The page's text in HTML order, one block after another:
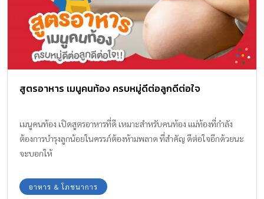
สูตรอาหาร เมนูคนท้อง ครบหมู่ดีต่อลูกดีต่อใจ
เมนูคนท้อง เปิดสูตรอาหารที่ดี เหมาะสำหรับคนท้อง แม่ท้องที่กำลัง
ต้องการบำรุงลูกน้อยในครรภ์ต้องห้ามพลาด ที่สำคัญ ดีต่อใจอีกด้วยนะ
จะบอกให้
อาหาร & โภชนาการ